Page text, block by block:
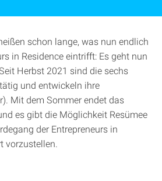
schon lange, was nun endlich
in Residence eintrifft: Es geht nun
Herbst 2021 sind die sechs
und entwickeln ihre
Mit dem Sommer endet das
es gibt die Möglichkeit Resümee
der Entrepreneurs in
vorzustellen.